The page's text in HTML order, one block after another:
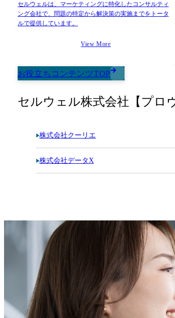
セルウェルは、マーケティングに特化したコンサルティ
ング会社で、問題の特定から解決策の実施までをトータ
ルで提供しています。
View More
お役立ちコンテンツTOP
セルウェル株式会社【プロ
株式会社クーリエ
株式会社データX